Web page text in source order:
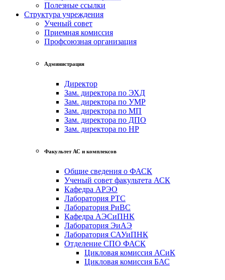
Полезные ссылки
Структура учреждения
Ученый совет
Приемная комиссия
Профсоюзная организация
Администрация
Директор
Зам. директора по ЭХД
Зам. директора по УМР
Зам. директора по МП
Зам. директора по ДПО
Зам. директора по НР
Факультет АС и комплексов
Общие сведения о ФАСК
Ученый совет факультета АСК
Кафедра АРЭО
Лаборатория РТС
Лаборатория РиВС
Кафедра АЭСиПНК
Лаборатория ЭиАЭ
Лаборатория САУиПНК
Отделение СПО ФАСК
Цикловая комиссия АСиК
Цикловая комиссия БАС